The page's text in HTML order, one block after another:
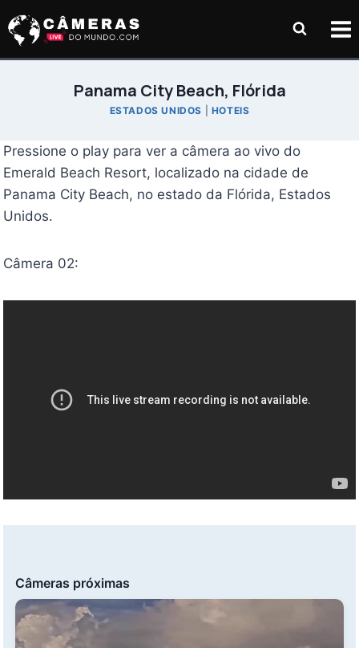
para
Panama City Beach, Flórida
ESTADOS UNIDOS HOTEIS
Pressione o play para ver a câmera ao vivo do
Emerald Beach Resort, localizado na cidade de
Panama City Beach, no estado da Flórida, Estados
Unidos.
Câmera 02:
Câmeras próximas